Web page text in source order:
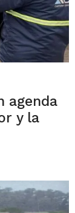
agenda
y la